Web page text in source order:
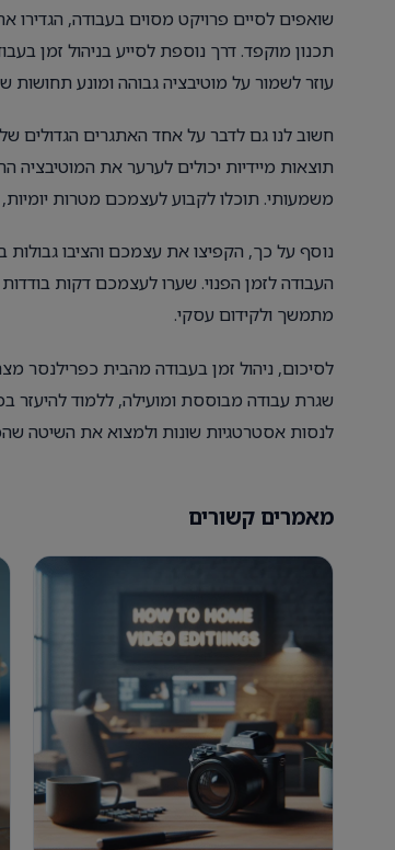
שואפים לסיים פרויקט מסוים בעבודה,
תכנון מוקפד. דרך נוספת לסייע בניהול זמן
עוזר לשמור על מוטיבציה גבוהה ומונע תחושות
חשוב לנו גם לדבר על אחד האתגרים הגדולים
תוצאות מיידיות יכולים לערער את המוטיבציה
משמעותי. תוכלו לקבוע לעצמכם מטרות
נוסף על כך, הקפיצו את עצמכם והציבו גבולות
העבודה לזמן הפנוי. שערו לעצמכם דקות
מתמשך ולקידום עסקי.
לסיכום, ניהול זמן בעבודה מהבית כפרילנסר
שגרת עבודה מבוססת ומועילה, ללמוד להיעזר
לנסות אסטרטגיות שונות ולמצוא את השיטה
מאמרים קשורים